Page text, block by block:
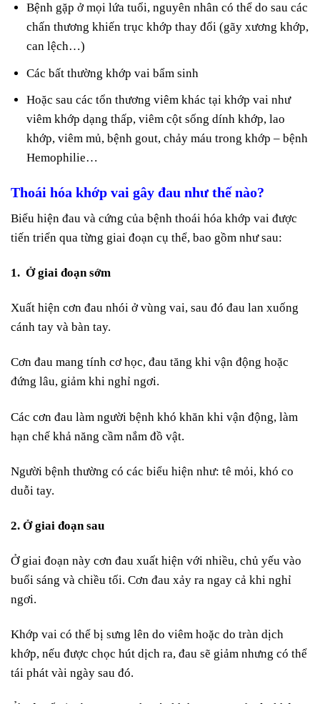
Bệnh gặp ở mọi lứa tuổi, nguyên nhân có thể do sau các
chấn thương khiến trục khớp thay đổi (gãy xương khớp,
can lệch…)
Các bất thường khớp vai bẩm sinh
Hoặc sau các tổn thương viêm khác tại khớp vai như
viêm khớp dạng thấp, viêm cột sống dính khớp, lao
khớp, viêm mủ, bệnh gout, chảy máu trong khớp – bệnh
Hemophilie…
Thoái hóa khớp vai gây đau như thế nào?
Biểu hiện đau và cứng của bệnh thoái hóa khớp vai được
tiến triển qua từng giai đoạn cụ thể, bao gồm như sau:
1. Ở giai đoạn sớm
Xuất hiện cơn đau nhói ở vùng vai, sau đó đau lan xuống
cánh tay và bàn tay.
Cơn đau mang tính cơ học, đau tăng khi vận động hoặc
đứng lâu, giảm khi nghỉ ngơi.
Các cơn đau làm người bệnh khó khăn khi vận động, làm
hạn chế khả năng cầm nắm đồ vật.
Người bệnh thường có các biểu hiện như: tê mỏi, khó co
duỗi tay.
2. Ở giai đoạn sau
Ở giai đoạn này cơn đau xuất hiện với nhiều, chủ yếu vào
buổi sáng và chiều tối. Cơn đau xảy ra ngay cả khi nghỉ
ngơi.
Khớp vai có thể bị sưng lên do viêm hoặc do tràn dịch
khớp, nếu được chọc hút dịch ra, đau sẽ giảm nhưng có thể
tái phát vài ngày sau đó.